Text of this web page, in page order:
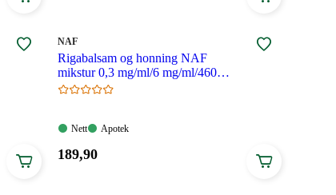
MERKE
NAF
Rigabalsam og honning NAF
mikstur 0,3 mg/ml/6 mg/ml/460
mg/ml
Nett:
Nett
Apotek:
Apotek
Pris:
189,90